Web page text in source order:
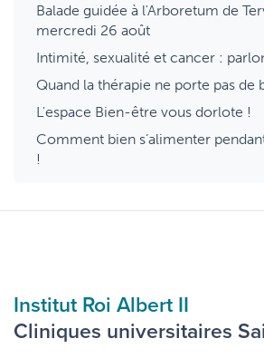
Balade guidée à l'Arboretum de
mercredi 26 août
Intimité, sexualité et cancer :
Quand la thérapie ne porte pas de
L'espace Bien-être vous dorlote !
Comment bien s’alimenter
!
Institut Roi Albert II
Cliniques universitaires